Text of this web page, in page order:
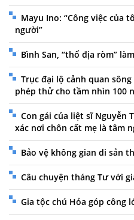
Mayu Ino: “Công việc của
người”
Bình San, “thổ địa ròm”
Trục đại lộ cảnh quan
phép thử cho tầm nhìn 100
Con gái của liệt sĩ Nguyễn
xác nơi chôn cất mẹ là tâm
Bảo vệ không gian di sản
Câu chuyện tháng Tư với
Gia tộc chú Hỏa góp công